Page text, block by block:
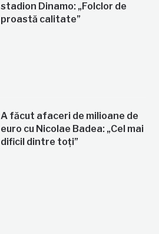
stadion Dinamo: „Folclor de
proastă calitate”
A făcut afaceri de milioane de
euro cu Nicolae Badea: „Cel mai
dificil dintre toți”